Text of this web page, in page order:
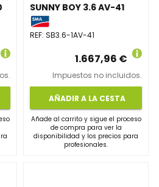
SUNNY BOY 3.6 AV-41
REF:SB3.6-1AV-41
1.667,96 €
Impuestos no incluidos.
AÑADIR A LA CESTA
Añade al carrito y sigue el proceso
de compra para ver la
disponibilidad y los precios para
profesionales.